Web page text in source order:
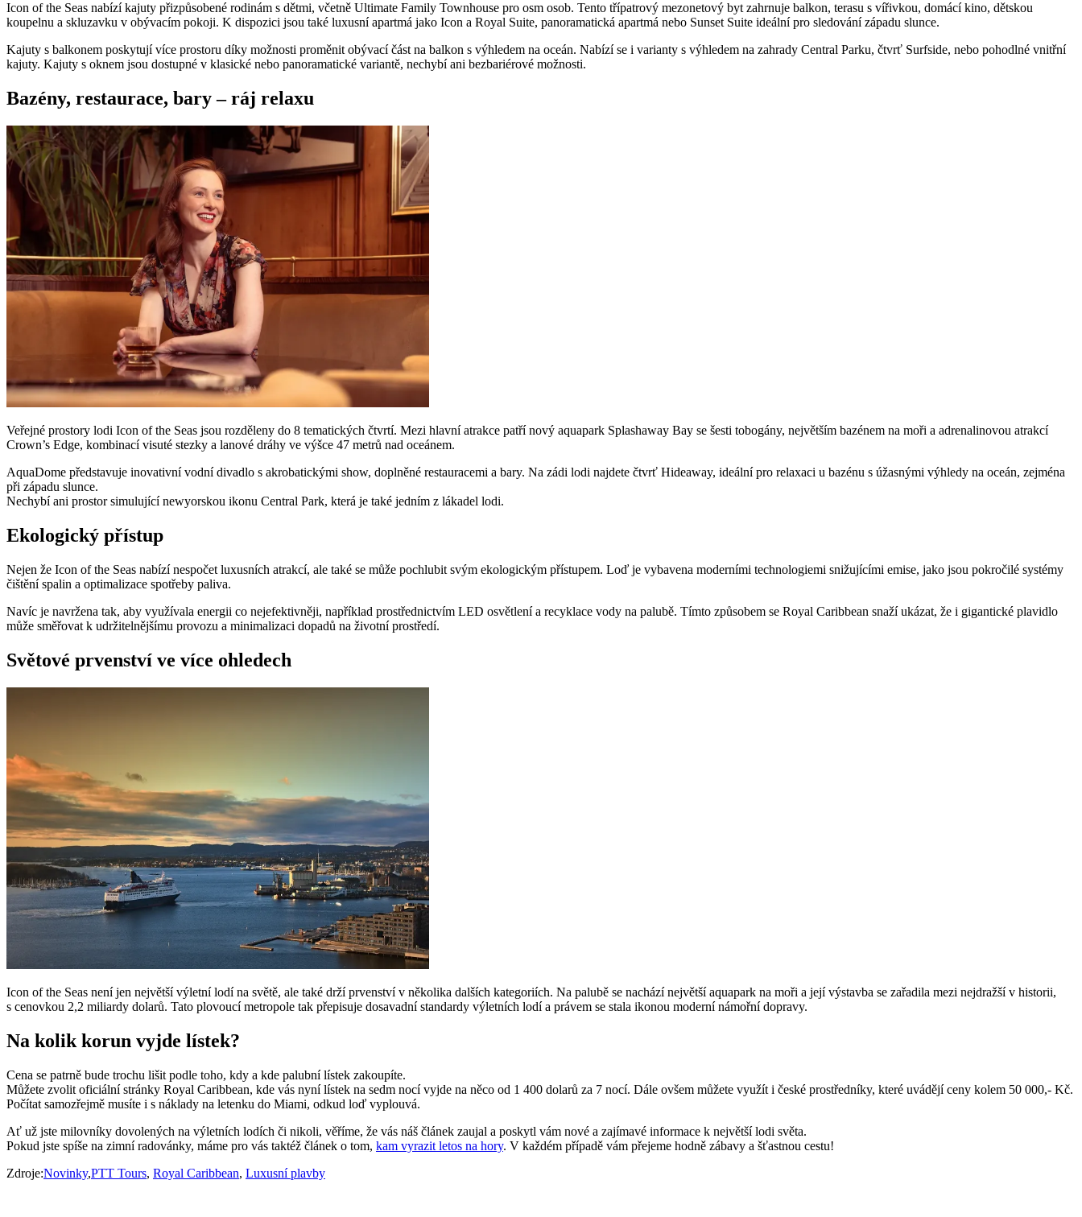
Icon of the Seas nabízí kajuty přizpůsobené rodinám s dětmi, včetně Ultimate Family Townhouse pro osm osob. Tento třípatrový mezonetový byt zahrnuje balkon, terasu s vířivkou, domácí kino, dětskou
koupelnu a skluzavku v obývacím pokoji. K dispozici jsou také luxusní apartmá jako Icon a Royal Suite, panoramatická apartmá nebo Sunset Suite ideální pro sledování západu slunce.
Kajuty s balkonem poskytují více prostoru díky možnosti proměnit obývací část na balkon s výhledem na oceán. Nabízí se i varianty s výhledem na zahrady Central Parku, čtvrť Surfside, nebo pohodlné vnitřní
kajuty. Kajuty s oknem jsou dostupné v klasické nebo panoramatické variantě, nechybí ani bezbariérové možnosti.
Bazény, restaurace, bary – ráj relaxu
Veřejné prostory lodi Icon of the Seas jsou rozděleny do 8 tematických čtvrtí. Mezi hlavní atrakce patří nový aquapark Splashaway Bay se šesti tobogány, největším bazénem na moři a adrenalinovou atrakcí
Crown’s Edge, kombinací visuté stezky a lanové dráhy ve výšce 47 metrů nad oceánem.
AquaDome představuje inovativní vodní divadlo s akrobatickými show, doplněné restauracemi a bary. Na zádi lodi najdete čtvrť Hideaway, ideální pro relaxaci u bazénu s úžasnými výhledy na oceán, zejména
při západu slunce.
Nechybí ani prostor simulující newyorskou ikonu Central Park, která je také jedním z lákadel lodi.
Ekologický přístup
Nejen že Icon of the Seas nabízí nespočet luxusních atrakcí, ale také se může pochlubit svým ekologickým přístupem. Loď je vybavena moderními technologiemi snižujícími emise, jako jsou pokročilé systémy
čištění spalin a optimalizace spotřeby paliva.
Navíc je navržena tak, aby využívala energii co nejefektivněji, například prostřednictvím LED osvětlení a recyklace vody na palubě. Tímto způsobem se Royal Caribbean snaží ukázat, že i gigantické plavidlo
může směřovat k udržitelnějšímu provozu a minimalizaci dopadů na životní prostředí.
Světové prvenství ve více ohledech
Icon of the Seas není jen největší výletní lodí na světě, ale také drží prvenství v několika dalších kategoriích. Na palubě se nachází největší aquapark na moři a její výstavba se zařadila mezi nejdražší v historii,
s cenovkou 2,2 miliardy dolarů. Tato plovoucí metropole tak přepisuje dosavadní standardy výletních lodí a právem se stala ikonou moderní námořní dopravy.
Na kolik korun vyjde lístek?
Cena se patrně bude trochu lišit podle toho, kdy a kde palubní lístek zakoupíte.
Můžete zvolit oficiální stránky Royal Caribbean, kde vás nyní lístek na sedm nocí vyjde na něco od 1 400 dolarů za 7 nocí. Dále ovšem můžete využít i české prostředníky, které uvádějí ceny kolem 50 000,- Kč.
Počítat samozřejmě musíte i s náklady na letenku do Miami, odkud loď vyplouvá.
Ať už jste milovníky dovolených na výletních lodích či nikoli, věříme, že vás náš článek zaujal a poskytl vám nové a zajímavé informace k největší lodi světa.
Pokud jste spíše na zimní radovánky, máme pro vás taktéž článek o tom, kam vyrazit letos na hory. V každém případě vám přejeme hodně zábavy a šťastnou cestu!
Zdroje:Novinky,PTT Tours, Royal Caribbean, Luxusní plavby